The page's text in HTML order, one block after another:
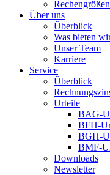
Rechengrößen
Über uns
Überblick
Was bieten
Unser Team
Karriere
Service
Überblick
Urteile
BAG-
BFH-
BGH-
BMF-
Downloads
Newsletter